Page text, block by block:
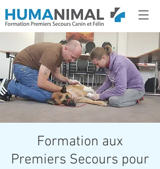
Formation aux
Premiers Secours pour